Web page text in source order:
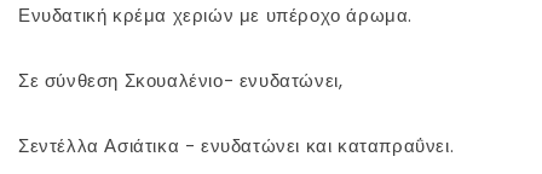
Ενυδατική κρέμα χεριών με υπέροχο άρωμα.
Σε σύνθεση Σκουαλένιο- ενυδατώνει,
Σεντέλλα Ασιάτικα - ενυδατώνει και καταπραΰνει.